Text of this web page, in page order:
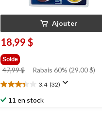
Ajouter
18,99 $
Solde
47,99 $
prix
47,99 $
Rabais 60% (29.00 $)
3.4 (32)
3.4
étoile(s)
11 en stock